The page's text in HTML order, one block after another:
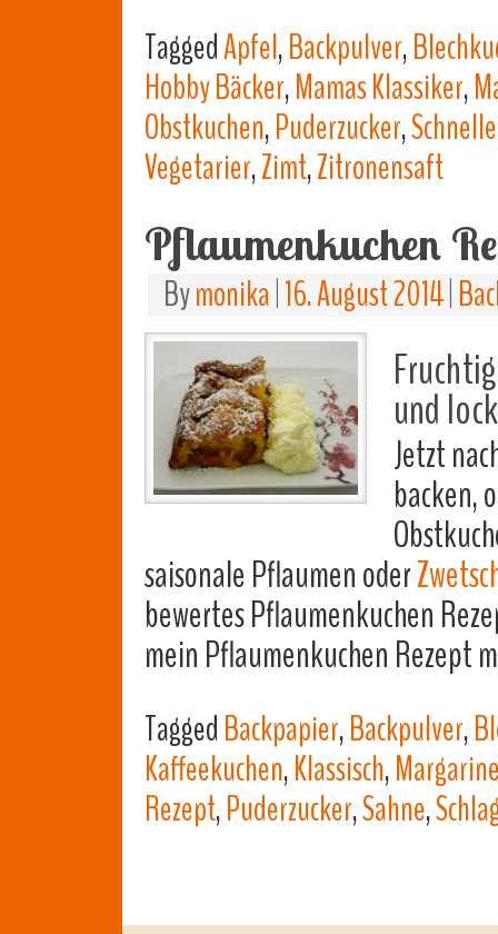
TaggedApfel,Backpulver,
Hobby Bäcker,Mamas Klassiker,
Obstkuchen,Puderzucker,
Vegetarier,Zimt,Zitronensaft
Pflaumenkuchen
Bymonika 16. August 2014
und
Jetzt
backen,
saisonale Pflaumen oder
bewertes Pflaumenkuchen
mein Pflaumenkuchen Rezept
TaggedBackpapier,Backpulver,
Kaffeekuchen,Klassisch,
Rezept,Puderzucker,Sahne,